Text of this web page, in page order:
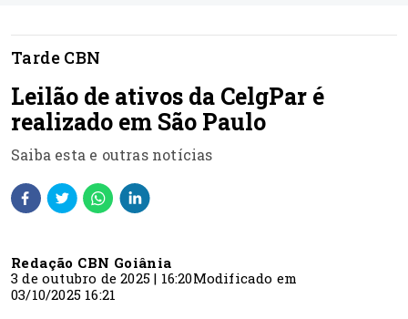
Tarde CBN
Leilão de ativos da CelgPar é
realizado em São Paulo
Saiba esta e outras notícias
Redação CBN Goiânia
3 de outubro de 2025 | 16:20Modificado em
03/10/2025 16:21